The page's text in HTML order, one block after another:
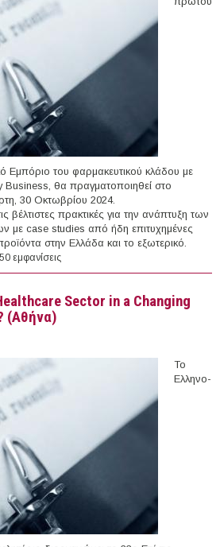
Εμπόριο του φαρμακευτικού κλάδου με
Business, θα πραγματοποιηθεί στο
30 Οκτωβρίου 2024.
βέλτιστες πρακτικές για την ανάπτυξη των
με case studies από ήδη επιτυχημένες
στην Ελλάδα και το εξωτερικό.
10/2024 - eCommerce Pharmacy & Beauty
Summit (Αθήνα)
εμφανίσεις
Sector in a Changing
(Αθήνα)
Το
Ελληνο-